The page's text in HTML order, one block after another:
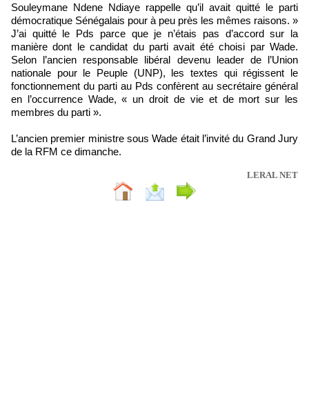
Souleymane Ndene Ndiaye rappelle qu’il avait quitté le parti
démocratique Sénégalais pour à peu près les mêmes raisons. »
J’ai quitté le Pds parce que je n’étais pas d’accord sur la
manière dont le candidat du parti avait été choisi par Wade.
Selon l’ancien responsable libéral devenu leader de l’Union
nationale pour le Peuple (UNP), les textes qui régissent le
fonctionnement du parti au Pds confèrent au secrétaire général
en l’occurrence Wade, « un droit de vie et de mort sur les
membres du parti ».
L’ancien premier ministre sous Wade était l’invité du Grand Jury
de la RFM ce dimanche.
LERAL NET